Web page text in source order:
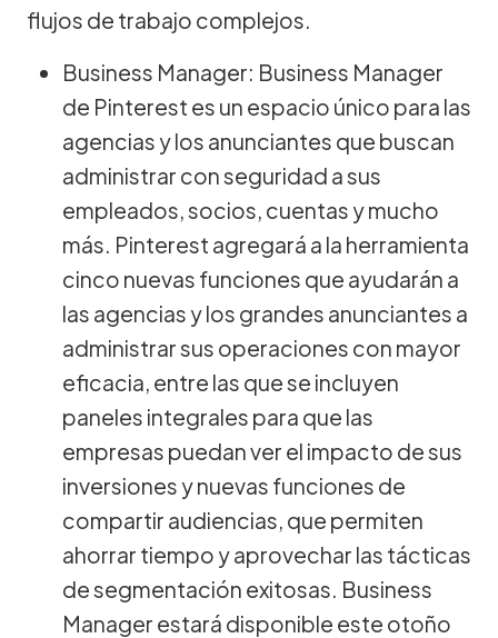
flujos de trabajo complejos.
Business Manager: Business Manager
de Pinterest es un espacio único para las
agencias y los anunciantes que buscan
administrar con seguridad a sus
empleados, socios, cuentas y mucho
más. Pinterest agregará a la herramienta
cinco nuevas funciones que ayudarán a
las agencias y los grandes anunciantes a
administrar sus operaciones con mayor
eficacia, entre las que se incluyen
paneles integrales para que las
empresas puedan ver el impacto de sus
inversiones y nuevas funciones de
compartir audiencias, que permiten
ahorrar tiempo y aprovechar las tácticas
de segmentación exitosas. Business
Manager estará disponible este otoño